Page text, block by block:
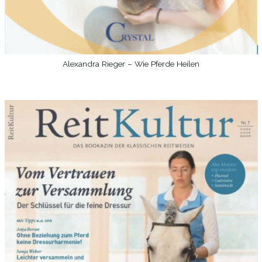
WEITERLESEN
Alexandra Rieger – Wie Pferde Heilen